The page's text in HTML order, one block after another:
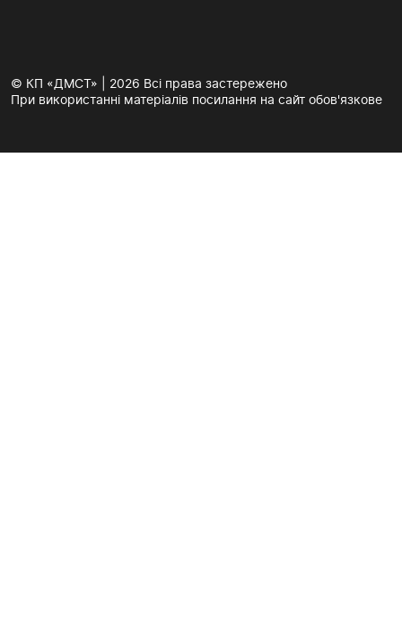
© КП «ДМСТ» | 2026 Всі права застережено
При використанні матеріалів посилання на сайт обов'язкове